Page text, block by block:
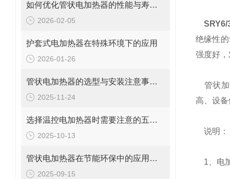
如何优化管状电加热器的性能与寿命？
2026-02-05
护套式电加热器在特殊环境下的应用
2026-01-26
管状电加热器的选型与安装注意事项说明
2025-11-24
选择温控电加热器时需要注意的五大要点
2025-10-13
管状电加热器在节能环保中的应用与优势说明
2025-09-15
SRY6/
绝缘性
强度好
管状加
高、设
说明：
1、电